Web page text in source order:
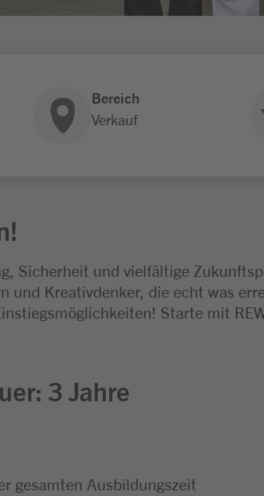
Bereich
Verkauf
Sicherheit und vielfältige
und Kreativdenker, die echt was
Starte mit
3 Jahre
gesamten Ausbildungszeit